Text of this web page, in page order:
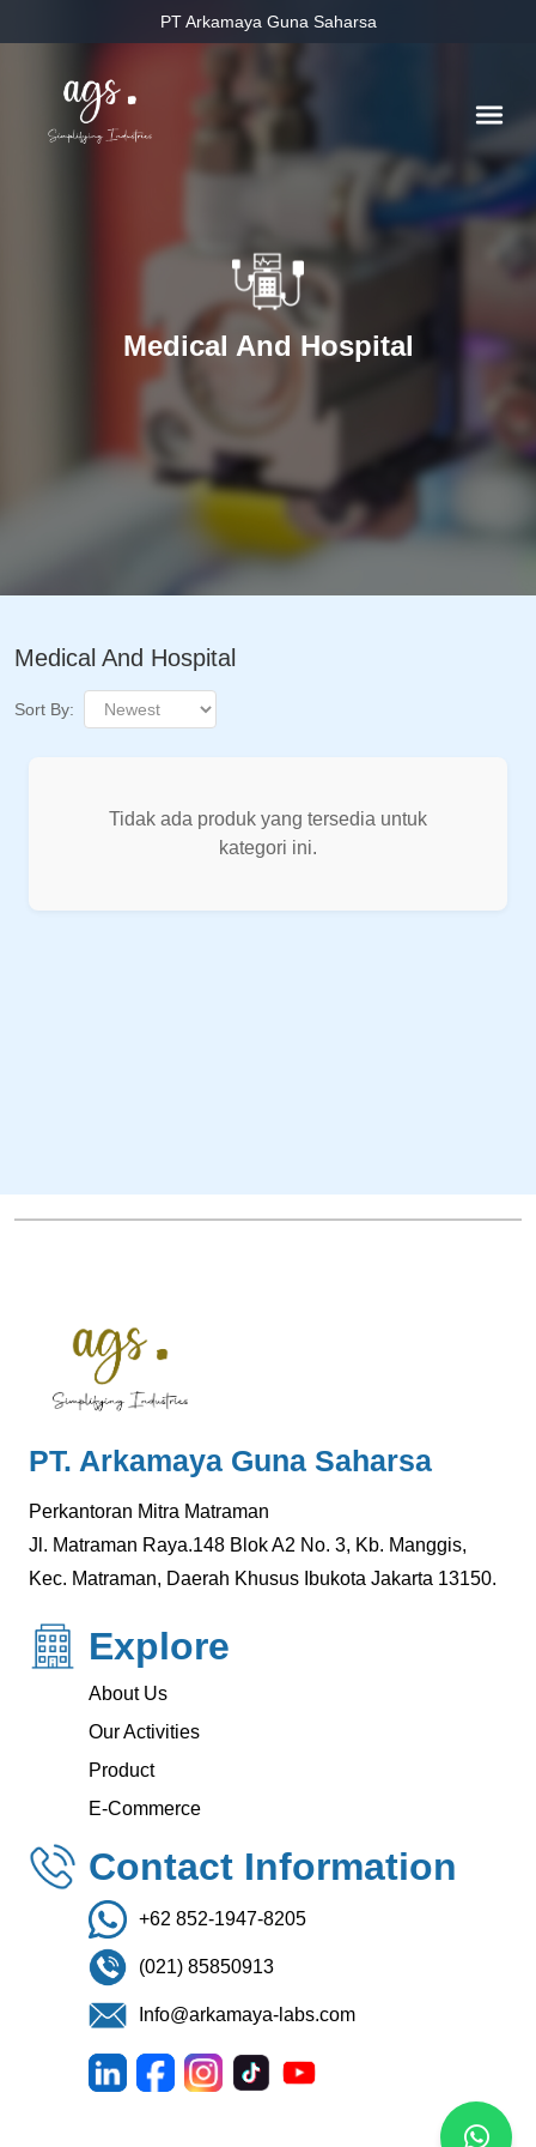
PT Arkamaya Guna Saharsa
Medical And Hospital
Medical And Hospital
Sort By:
Tidak ada produk yang tersedia untuk
kategori ini.
PT. Arkamaya Guna Saharsa
Perkantoran Mitra Matraman
Jl. Matraman Raya.148 Blok A2 No. 3, Kb. Manggis,
Kec. Matraman, Daerah Khusus Ibukota Jakarta 13150.
Explore
About Us
Our Activities
Product
E-Commerce
Contact Information
+62 852-1947-8205
(021) 85850913
Info@arkamaya-labs.com